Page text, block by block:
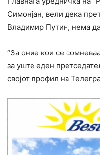
Симонјан, вели дека
Владимир Путин, нема
“За оние кои се
за уште еден
својот профил на